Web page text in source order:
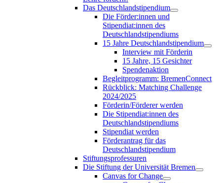
Das Deutschlandstipendium
Die Förder:innen und
Stipendiat:innen des
Deutschlandstipendiums
15 Jahre Deutschlandstipendium
Interview mit Förderin
15 Jahre, 15 Gesichter
Spendenaktion
Begleitprogramm: BremenConnect
Rückblick: Matching Challenge
2024/2025
Förderin/Förderer werden
Die Stipendiat:innen des
Deutschlandstipendiums
Stipendiat werden
Förderantrag für das
Deutschlandstipendium
Stiftungsprofessuren
Die Stiftung der Universität Bremen
Canvas for Change